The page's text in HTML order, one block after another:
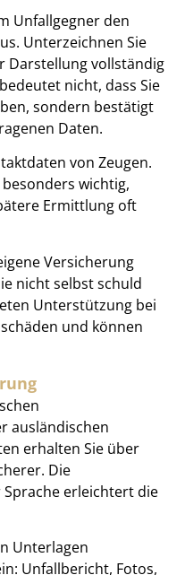
Unfallgegner den
Unterzeichnen Sie
Darstellung vollständig
nicht, dass Sie
sondern bestätigt
Daten.
von Zeugen.
wichtig,
Ermittlung oft
Versicherung
nicht selbst schuld
Unterstützung bei
und können
ausländischen
erhalten Sie über
Die
erleichtert die
Unterlagen
Unfallbericht, Fotos,